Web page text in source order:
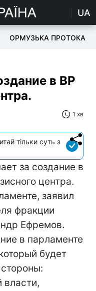
UA
ОРМУЗЬКА ПРОТОКА
в ВР
1 хв
тільки суть з
за создание в
центра.
заявил
фракции
Ефремов.
в парламенте
будет
власти,